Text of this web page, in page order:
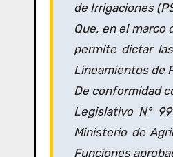
de Irrigaciones
Que, en el marco
permite dictar
Lineamientos de
De conformidad
Legislativo N°
Ministerio de
Funciones